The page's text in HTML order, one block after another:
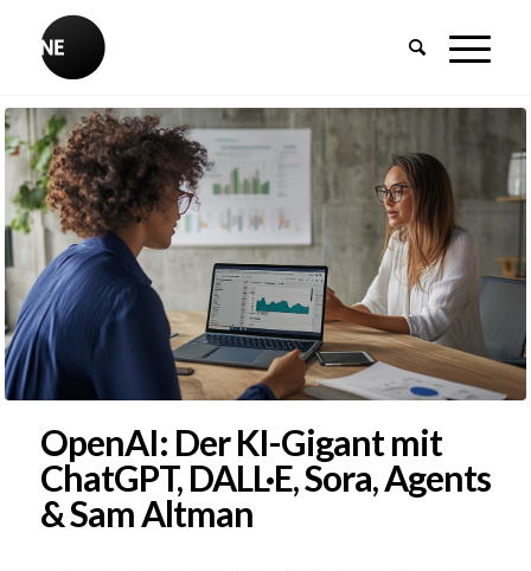
OpenAI: Der KI-Gigant mit
ChatGPT, DALL·E, Sora, Agents
& Sam Altman